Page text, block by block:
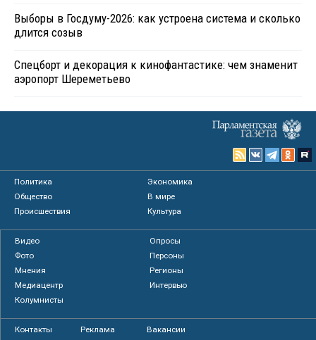
Выборы в Госдуму-2026: как устроена система и сколько
длится созыв
Спецборт и декорация к кинофантастике: чем знаменит
аэропорт Шереметьево
Политика
Экономика
Общество
В мире
Происшествия
Культура
Видео
Опросы
Фото
Персоны
Мнения
Регионы
Медиацентр
Интервью
Колумнисты
Контакты Реклама Вакансии